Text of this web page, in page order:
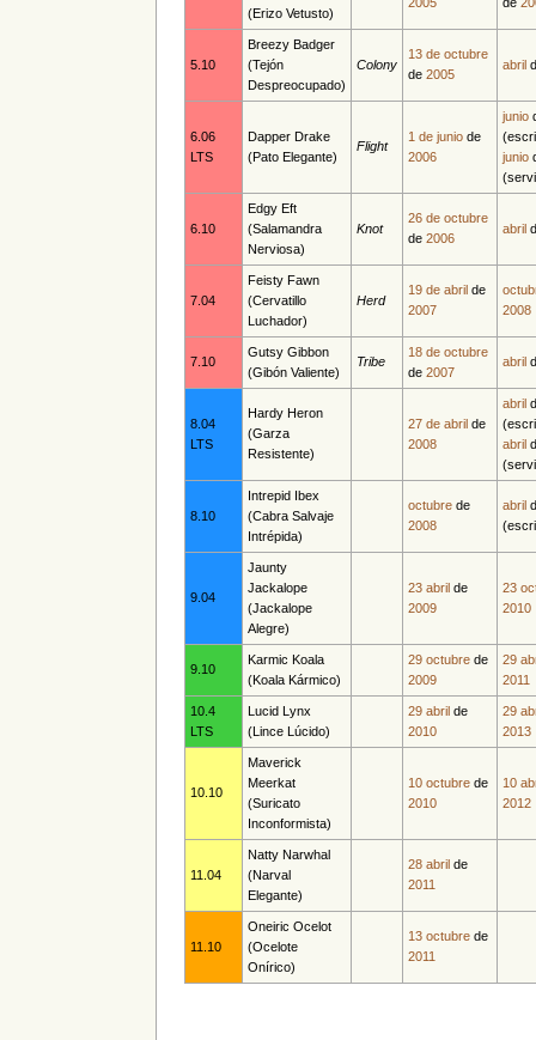
(Erizo Vetusto)
5.10
Breezy Badger
(Tejón
Despreocupado)
Colony
13 de octubre
de2005
abril
6.06
LTS
Dapper Drake
(Pato Elegante)
Flight
1 de junio de
2006
junio
junio
6.10
Edgy Eft
(Salamandra
Nerviosa)
Knot
26 de octubre
de2006
abril
7.04
Feisty Fawn
(Cervatillo
Luchador)
Herd
19 de abril de
2007
2008
7.10
Gutsy Gibbon
(Gibón Valiente)
Tribe
18 de octubre
de2007
abril
8.04
LTS
Hardy Heron
(Garza
Resistente)
27 de abril de
2008
abril
abril
8.10
Intrepid Ibex
(Cabra Salvaje
Intrépida)
octubre de
2008
abril
9.04
Jaunty
Jackalope
(Jackalope
Alegre)
23 abril de
2009
23
2010
9.10
Karmic Koala
(Koala Kármico)
29 octubre de
2009
29
2011
10.4
LTS
Lucid Lynx
(Lince Lúcido)
29 abril de
2010
29
2013
10.10
Maverick
Meerkat
(Suricato
Inconformista)
10 octubre de
2010
10
2012
11.04
Natty Narwhal
(Narval
Elegante)
28 abril de
2011
11.10
Oneiric Ocelot
(Ocelote
Onírico)
13 octubre de
2011